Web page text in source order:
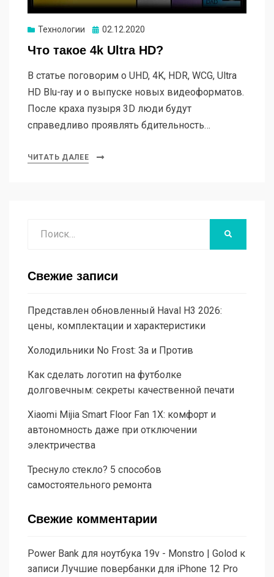
Технологии Опубликовано
02.12.2020
Что такое 4k Ultra HD?
В статье поговорим о UHD, 4K, HDR, WCG, Ultra
HD Blu-ray и о выпуске новых видеоформатов.
После краха пузыря 3D люди будут
справедливо проявлять бдительность…
ЧИТАТЬ ДАЛЕЕ
Свежие записи
Представлен обновленный Haval H3 2026:
цены, комплектации и характеристики
Холодильники No Frost: За и Против
Как сделать логотип на футболке
долговечным: секреты качественной печати
Xiaomi Mijia Smart Floor Fan 1X: комфорт и
автономность даже при отключении
электричества
Треснуло стекло? 5 способов
самостоятельного ремонта
Свежие комментарии
Power Bank для ноутбука 19v - Monstro | Golod к
записи Лучшие повербанки для iPhone 12 Pro